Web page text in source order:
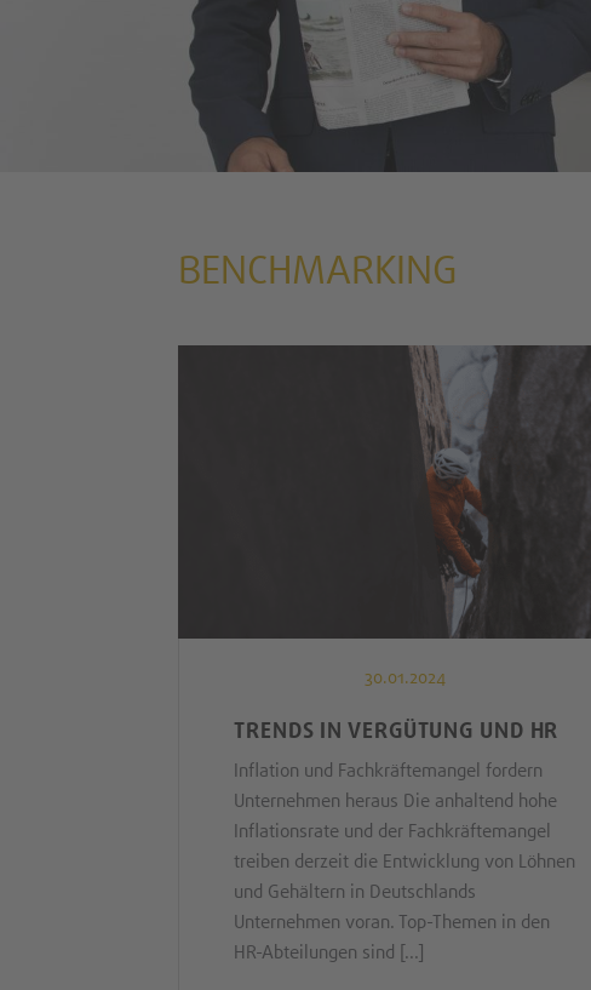
BENCHMARKING
30.01.2024
TRENDS IN VERGÜTUNG UND HR
Inflation und Fachkräftemangel fordern
Unternehmen heraus Die anhaltend hohe
Inflationsrate und der Fachkräftemangel
treiben derzeit die Entwicklung von Löhnen
und Gehältern in Deutschlands
Unternehmen voran. Top-Themen in den
HR-Abteilungen sind [...]